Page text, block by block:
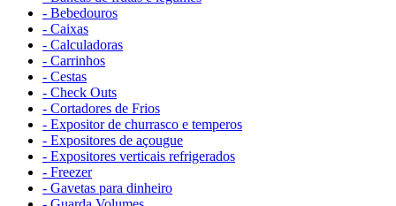
- Bebedouros
- Caixas
- Calculadoras
- Carrinhos
- Cestas
- Check Outs
- Cortadores de Frios
- Expositor de churrasco e temperos
- Expositores de açougue
- Expositores verticais refrigerados
- Freezer
- Gavetas para dinheiro